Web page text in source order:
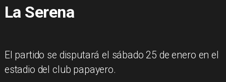
La Serena
El partido se disputará el sábado 25 de enero en el
estadio del club papayero.